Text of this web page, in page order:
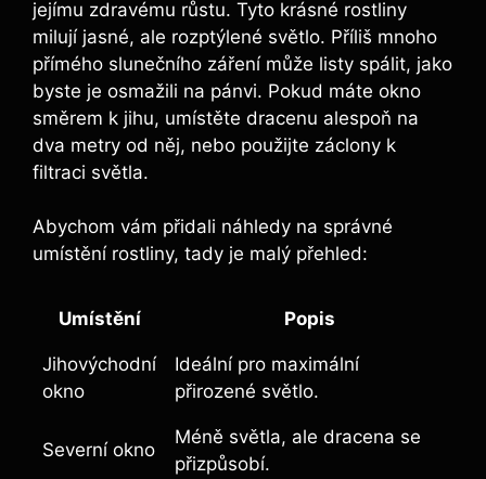
jejímu zdravému růstu. Tyto krásné rostliny
milují jasné, ale rozptýlené světlo. Příliš mnoho
přímého slunečního záření může listy spálit, jako
byste je osmažili na pánvi. Pokud máte okno
směrem k jihu, umístěte dracenu alespoň na
dva metry od něj, nebo použijte záclony k
filtraci světla.
Abychom vám přidali náhledy na správné
umístění rostliny, tady je malý přehled:
Umístění Popis
Jihovýchodní
okno
Ideální pro maximální
přirozené světlo.
Severní okno
Méně světla, ale dracena se
přizpůsobí.